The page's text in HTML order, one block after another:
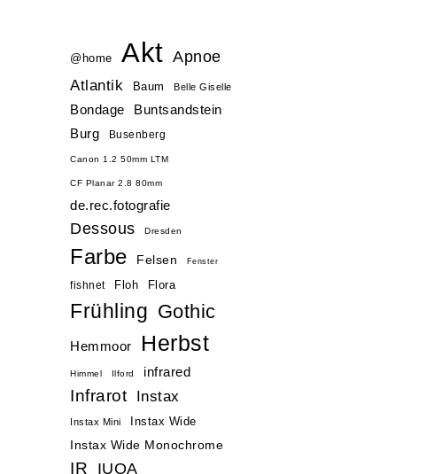
@home Akt Apnoe
Atlantik Baum Belle Giselle
Bondage Buntsandstein
Burg Busenberg
Canon 1.2 50mm LTM
CF Planar 2.8 80mm
de.rec.fotografie
Dessous Dresden
Farbe Felsen Fenster
fishnet Floh Flora
Frühling Gothic
Hemmoor Herbst
Himmel Ilford infrared
Infrarot Instax
Instax Mini
Instax Wide
Instax Wide Monochrome
IR
IUOA